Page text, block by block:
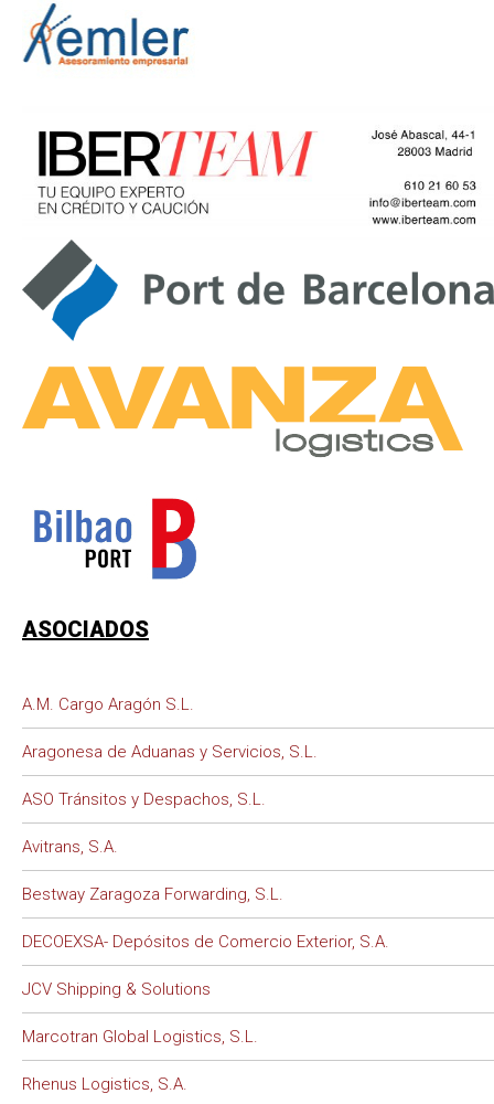
ASOCIADOS
A.M. Cargo Aragón S.L.
Aragonesa de Aduanas y Servicios, S.L.
ASO Tránsitos y Despachos, S.L.
Avitrans, S.A.
Bestway Zaragoza Forwarding, S.L.
DECOEXSA- Depósitos de Comercio Exterior, S.A.
JCV Shipping & Solutions
Marcotran Global Logistics, S.L.
Rhenus Logistics, S.A.